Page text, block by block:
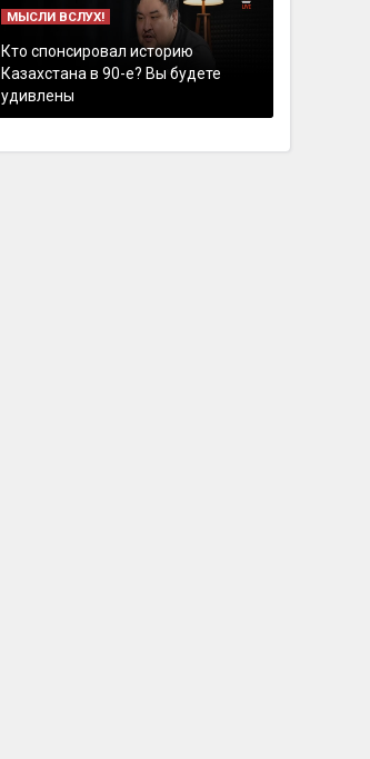
МЫСЛИ ВСЛУХ!
Кто спонсировал историю
Казахстана в 90-е? Вы будете
удивлены